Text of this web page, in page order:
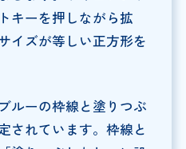
キーを押しながら拡
イズが等しい正方形を
ルーの枠線と塗りつぶ
されています。枠線と